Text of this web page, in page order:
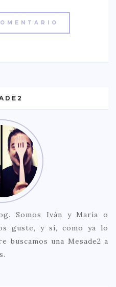
Somos Iván y María o
guste, y sí, como ya lo
buscamos una Mesade2 a